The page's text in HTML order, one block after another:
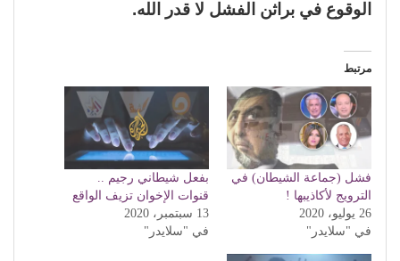
الوقوع في براثن الفشل لا قدر الله.
مرتبط
فشل (جماعة الشيطان) في
الترويج لأكاذيبها !
26 يوليو، 2020
في "سلايدر"
بفعل شيطاني رجيم ..
قنوات الإخوان تزيف الواقع
13 سبتمبر، 2020
في "سلايدر"